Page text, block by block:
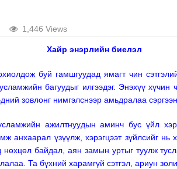
1,446 Views
Хайр энэрлийн биелэл
буй гамшгуудад ямагт чин
багуудыг илгээдэг. Энэхүү
зовлонг нимгэлснээр амьдралаа
ажилтнуудын аминч бус үйл
анхаарал үзүүлж, хэрэгцээт зүйлсийг
байдал, аян замын уртыг туулж
Та бүхний харамгүй сэтгэл, ариун